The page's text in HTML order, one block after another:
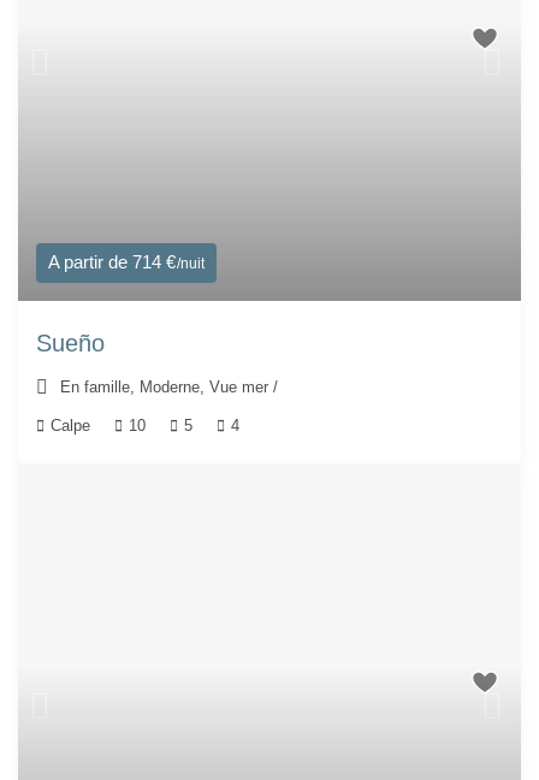
A partir de 714 €/nuit
Sueño
En famille, Moderne,Vue mer /
Calpe 10 5 4